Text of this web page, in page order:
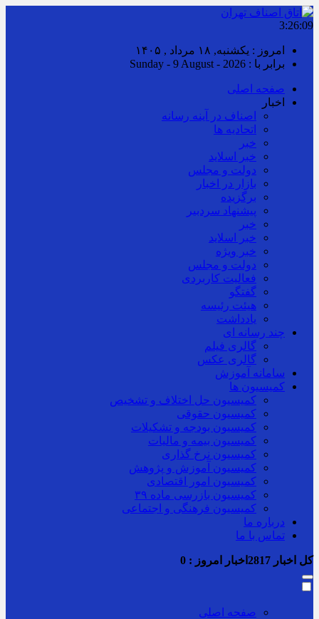
3:26:10
امروز : یکشنبه, ۱۸ مرداد , ۱۴۰۵
برابر با : Sunday - 9 August - 2026
صفحه اصلی
اخبار
اصناف در آینه رسانه
اتحادیه ها
خبر
خبر اسلايد
دولت و مجلس
بازار در اخبار
برگزیده
پیشنهاد سردبیر
خبر
خبر اسلايد
خبر ویژه
دولت و مجلس
فعالیت کاربردی
گفتگو
هیئت رئیسه
یادداشت
چند رسانه ای
گالری فیلم
گالری عکس
سامانه آموزش
کمیسیون ها
کمیسیون حل اختلاف و تشخیص
کمیسیون حقوقی
کمیسیون بودجه و تشکیلات
کمیسیون بیمه و مالیات
کمیسیون نرخ گذاری
کمیسیون آموزش و پژوهش
کمیسیون امور اقتصادی
کمیسیون بازرسی ماده ۳۹
کمیسیون فرهنگی و اجتماعی
درباره ما
تماس با ما
کل اخبار اخبار امروز : 0
صفحه اصلی